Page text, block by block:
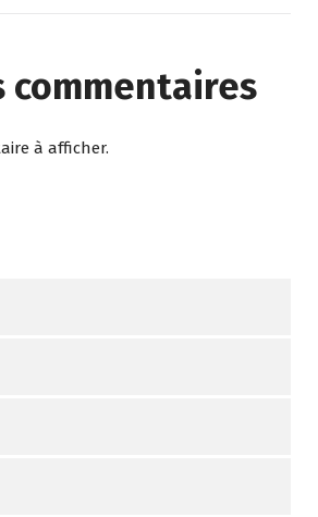
commentaires
à afficher.